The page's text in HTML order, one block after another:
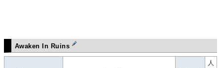
Awaken In Ruins
人